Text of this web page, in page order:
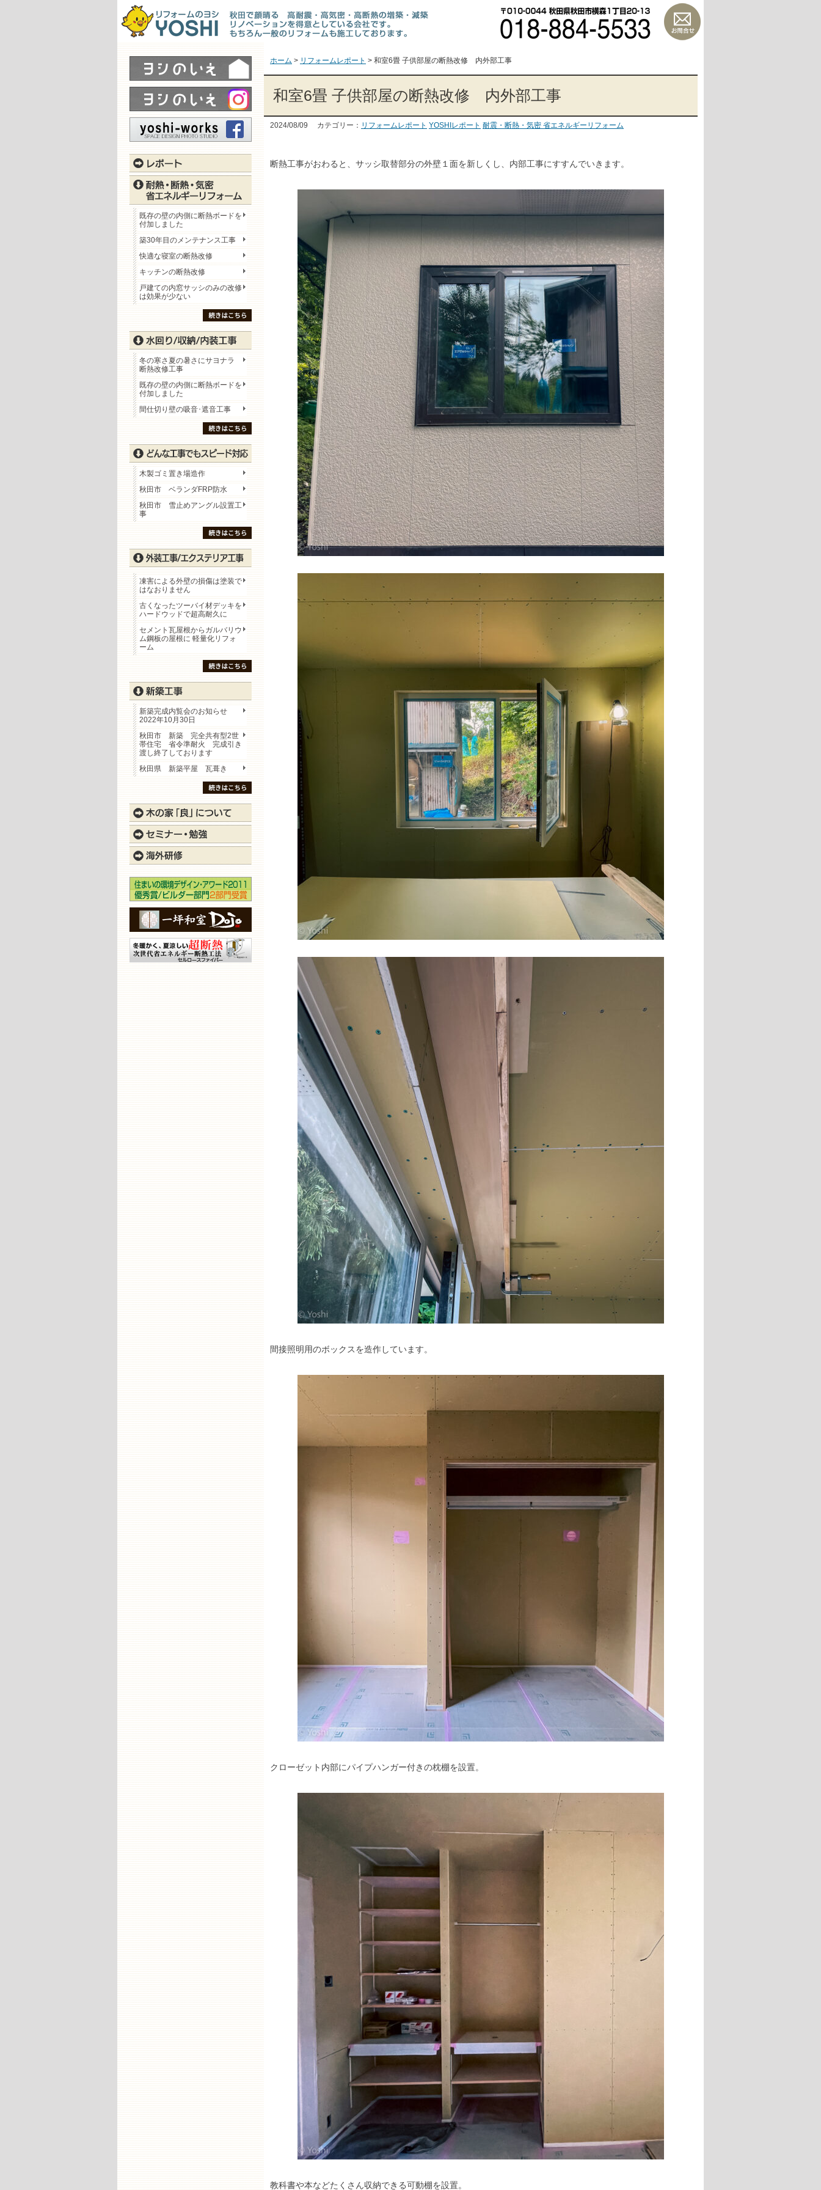
ホーム > リフォームレポート > 和室6畳 子供部屋の断熱改修 内外部工事
和室6畳 子供部屋の断熱改修 内外部工事
2024/08/09 カテゴリー： リフォームレポート YOSHIレポート 耐震・断熱・気密 省エネルギーリフォーム
断熱工事がおわると、サッシ取替部分の外壁１面を新しくし、内部工事にすすんでいきます。
間接照明用のボックスを造作しています。
クローゼット内部にパイプハンガー付きの枕棚を設置。
教科書や本などたくさん収納できる可動棚を設置。
既存の壁の内側に断熱ボードを
付加しました
築30年目のメンテナンス工事
快適な寝室の断熱改修
キッチンの断熱改修
戸建ての内窓サッシのみの改修
は効果が少ない
冬の寒さ夏の暑さにサヨナラ
断熱改修工事
既存の壁の内側に断熱ボードを
付加しました
間仕切り壁の吸音･遮音工事
木製ゴミ置き場造作
秋田市 ベランダFRP防水
秋田市 雪止めアングル設置工
事
凍害による外壁の損傷は塗装で
はなおりません
古くなったツーバイ材デッキを
ハードウッドで超高耐久に
セメント瓦屋根からガルバリウ
ム鋼板の屋根に 軽量化リフォ
ーム
新築完成内覧会のお知らせ
2022年10月30日
秋田市 新築 完全共有型2世
帯住宅 省令準耐火 完成引き
渡し終了しております
秋田県 新築平屋 瓦葺き